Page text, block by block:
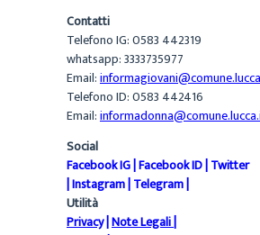
Contatti
Telefono IG: 0583 442319
whatsapp: 3333735977
Email:
Telefono ID: 0583 442416
Email:
Social
Facebook IG|Facebook ID|Twitter
|Instagram|Telegram|
Utilità
Privacy|Note Legali|